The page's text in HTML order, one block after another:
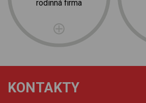
rodinná firma
KONTAKTY